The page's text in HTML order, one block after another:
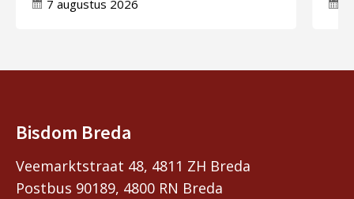
7 augustus 2026
Bisdom Breda
Veemarktstraat 48, 4811 ZH Breda
Postbus 90189, 4800 RN Breda